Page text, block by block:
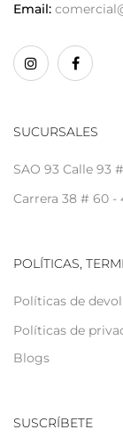
Email:
SUCURSALES
SAO 93 Calle 93
Carrera 38 # 60 -
POLÍTICAS,
Políticas de
Políticas de
Blogs
SUSCRÍBETE